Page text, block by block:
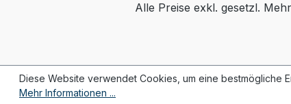
Alle Preise exkl. gesetzl.
Diese Website verwendet Cookies, um eine bestmögliche
Mehr Informationen ...